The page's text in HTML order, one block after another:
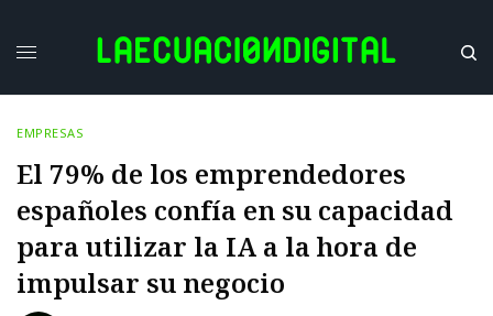
EMPRESAS
El 79% de los emprendedores
españoles confía en su capacidad
para utilizar la IA a la hora de
impulsar su negocio